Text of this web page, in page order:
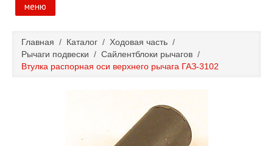
меню
Каталог
Главная / Каталог / Ходовая часть /
Рычаги подвески / Сайлентблоки рычагов /
Втулка распорная оси верхнего рычага ГАЗ-3102